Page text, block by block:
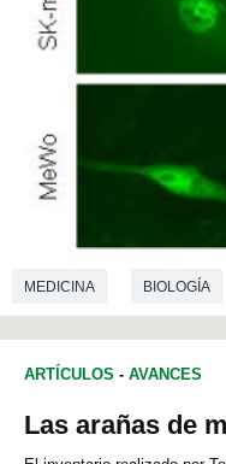
MEDICINA BIOLOGÍA
ARTÍCULOS - AVANCES
Las arañas de